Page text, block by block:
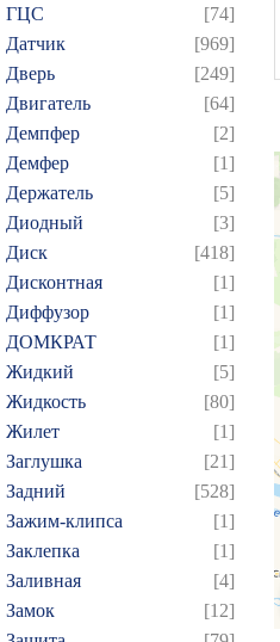
ГЦС
[74]
Датчик
[969]
Дверь
[249]
Двигатель
[64]
Демпфер
[2]
Демфер
[1]
Держатель
[5]
Диодный
[3]
Диск
[418]
Дисконтная
[1]
Диффузор
[1]
ДОМКРАТ
[1]
Жидкий
[5]
Жидкость
[80]
Жилет
[1]
Заглушка
[21]
Задний
[528]
Зажим-клипса
[1]
Заклепка
[1]
Заливная
[4]
Замок
[12]